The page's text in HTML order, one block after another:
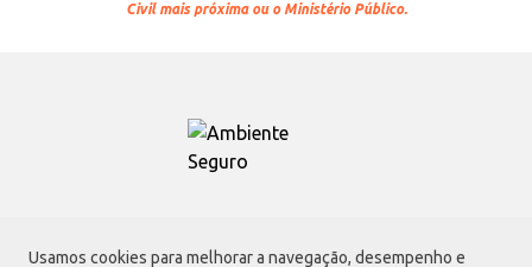
Usamos cookies para melhorar a navegação, desempenho e
Civil mais próxima ou o Ministério Público.
Atacadão S.A.